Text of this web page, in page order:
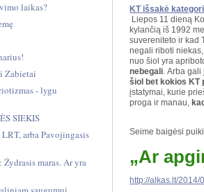
KT išsakė
Liepos 11 dieną
kylančią iš 1992
suvereniteto ir kad
negali riboti
nuo šiol yra
nebegali . Arba
šiol bet kokios KT
įstatymai, kurie
proga ir manau,
Seime baigėsi
„Ar
http://alkas.lt/
laikas?
Zabietai
- lygu
SIEKIS
arba Pavojingasis
maras. Ar yra